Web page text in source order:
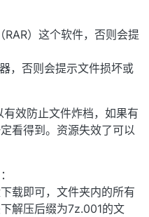
）这个软件，否则会提
，否则会提示文件损坏或
效防止文件炸档，如果有
看得到。资源失效了可以
载即可，文件夹内的所有
解压后缀为7z.001的文